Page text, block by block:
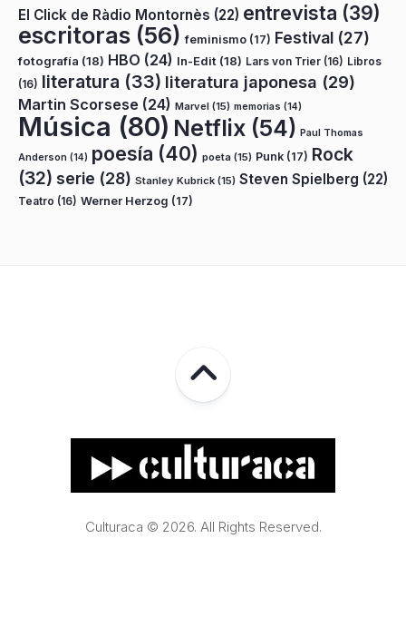
El Click de Ràdio Montornès (22) entrevista (39)
escritoras (56) feminismo (17) Festival (27)
fotografía (18) HBO (24) In-Edit (18) Lars von Trier (16) Libros
(16) literatura (33) literatura japonesa (29)
Martin Scorsese (24) Marvel (15) memorias (14)
Música (80) Netflix (54) Paul Thomas
Anderson (14) poesía (40) poeta (15) Punk (17) Rock
(32) serie (28) Stanley Kubrick (15) Steven Spielberg (22)
Teatro (16) Werner Herzog (17)
Culturaca © 2026. All Rights Reserved.